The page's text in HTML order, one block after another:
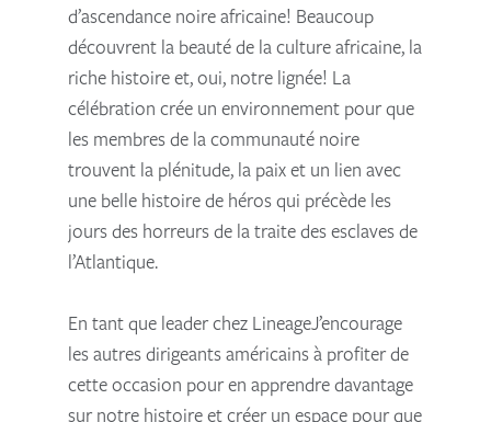
d’ascendance noire africaine! Beaucoup
découvrent la beauté de la culture africaine, la
riche histoire et, oui, notre lignée! La
célébration crée un environnement pour que
les membres de la communauté noire
trouvent la plénitude, la paix et un lien avec
une belle histoire de héros qui précède les
jours des horreurs de la traite des esclaves de
l’Atlantique.
En tant que leader chez LineageJ’encourage
les autres dirigeants américains à profiter de
cette occasion pour en apprendre davantage
sur notre histoire et créer un espace pour que